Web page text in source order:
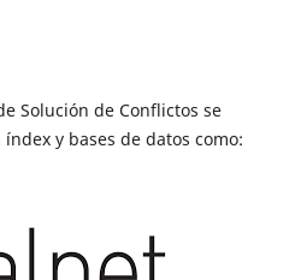
Solución de Conflictos se
y bases de datos como: